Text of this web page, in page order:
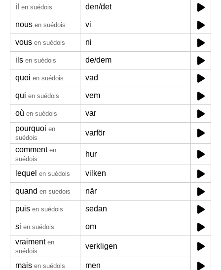
il en suédois den/det
nous en suédois vi
vous en suédois ni
ils en suédois de/dem
quoi en suédois vad
qui en suédois vem
où en suédois
var
pourquoi en
suédois
varför
comment en
suédois
hur
lequel en suédois vilken
quand en suédois när
puis en suédois sedan
si en suédois
om
vraiment en
suédois
verkligen
mais en suédois
men